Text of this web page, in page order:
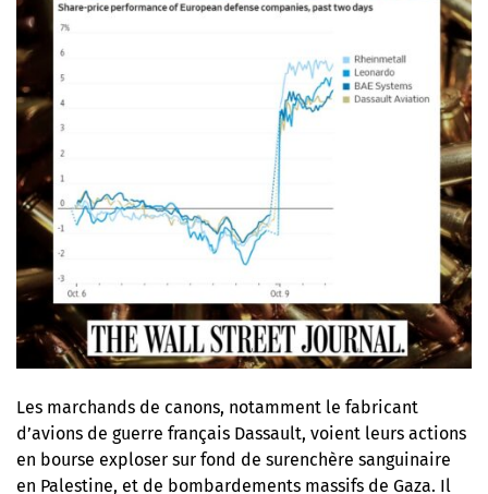
Les marchands de canons, notamment le fabricant
d’avions de guerre français Dassault, voient leurs actions
en bourse exploser sur fond de surenchère sanguinaire
en Palestine, et de bombardements massifs de Gaza. Il